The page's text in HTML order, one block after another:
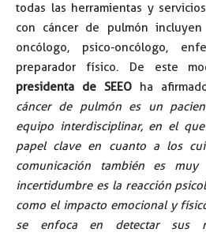
todas las herramientas y
con cáncer de pulmón
oncólogo, psico-oncólogo,
preparador físico. De este
presidenta de SEEOha
cáncer de pulmón es un
equipo interdisciplinar, en el
papel clave en cuanto a los
comunicación también es
incertidumbre es la reacción
como el impacto emocional y
se enfoca en detectar sus